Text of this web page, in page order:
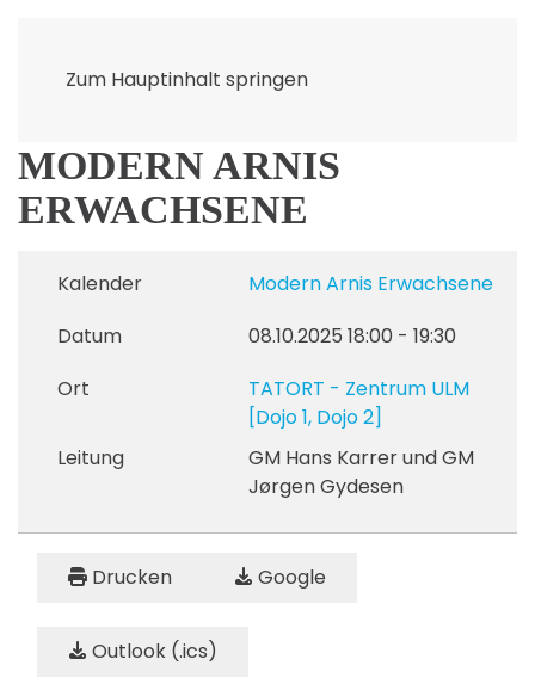
Zum Hauptinhalt springen
MODERN ARNIS
ERWACHSENE
Kalender
Modern Arnis Erwachsene
Datum
08.10.2025 18:00 - 19:30
Ort
TATORT - Zentrum ULM
[Dojo 1, Dojo 2]
Leitung
GM Hans Karrer und GM
Jørgen Gydesen
Drucken Google
Outlook (.ics)